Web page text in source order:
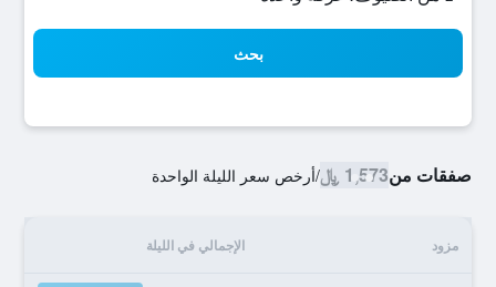
بحث
صفقات من1,573 ﷼ /أرخص سعر الليلة الواحدة
مزود الإجمالي في الليلة